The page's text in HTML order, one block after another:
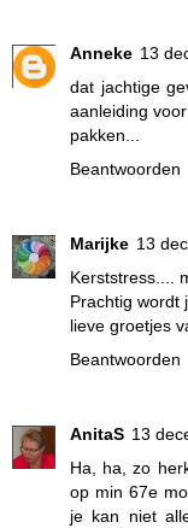
Anneke 13
dat jachtige
aanleiding
pakken...
Beantwoorden
Marijke 13
Kerststress....
Prachtig wordt
lieve groetjes
Beantwoorden
AnitaS 13
Ha, ha, zo
op min 67e
je kan niet